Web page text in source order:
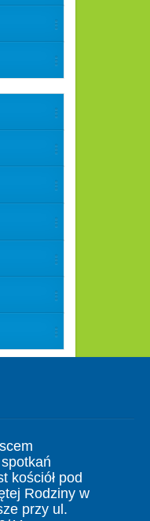
kościół pod
Rodziny w
przy ul.